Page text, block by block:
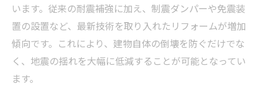
います。従来の耐震補強に加え、制震ダンパーや免震装
置の設置など、最新技術を取り入れたリフォームが増加
傾向です。これにより、建物自体の倒壊を防ぐだけでな
く、地震の揺れを大幅に低減することが可能となってい
ます。